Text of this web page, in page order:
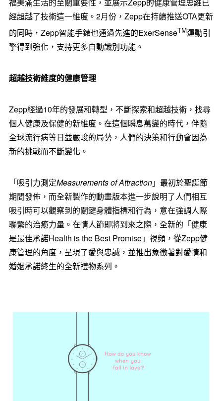
經超越了技術這一維度。2月份，Zepp在持續推送OTA更新
的同時，Zepp智能手錶也通過先進的ExerSenseTM運動引
擎得到強化，支持更多自動識別功能。
超越技術維度的健康管理
Zepp經過10年的發展和轉型，不斷探索和超越技術，找尋
個人健康及保健的新維度。在這個瞬息萬變的時代，伴隨
全球流行病等日益嚴峻的局勢，人們的決策和行動會因為
新的挑戰而不斷變化。
「吸引力測定Measurementsof Attraction」最初於聖誕節
期間發佈，而全新製作的動畫版本進一步說明了人們相互
吸引時可以觀察到的關鍵身體指標和行為，意在強調人際
聯繫的治癒力量。在情人節即將到來之際，全新的「健康
是最佳承諾Health is the Best Promise」視頻，從Zepp健
康管理的角度，呈現了愛與忠誠，並推出象徵著對愛情和
婚姻承諾終生的全新禮物系列。